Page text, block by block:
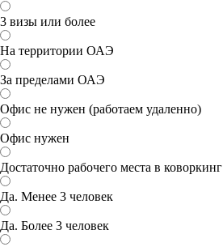
3 визы или более
На территории ОАЭ
За пределами ОАЭ
Офис не нужен (работаем удаленно)
Офис нужен
Достаточно рабочего места в коворкинг
Да. Менее 3 человек
Да. Более 3 человек